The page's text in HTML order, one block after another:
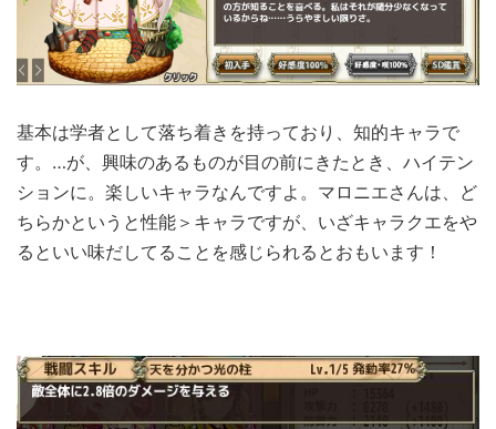
基本は学者として落ち着きを持っており、知的キャラで
す。…が、興味のあるものが目の前にきたとき、ハイテン
ションに。楽しいキャラなんですよ。マロニエさんは、ど
ちらかというと性能＞キャラですが、いざキャラクエをや
るといい味だしてることを感じられるとおもいます！